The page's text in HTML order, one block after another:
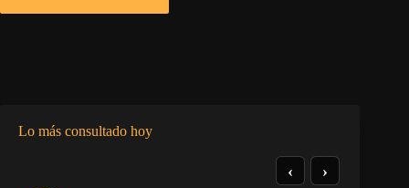
Lo más consultado hoy
‹ ›